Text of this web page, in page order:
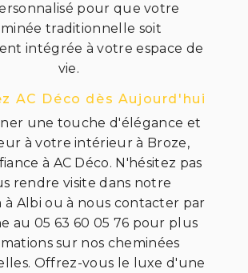
pour que votre
traditionnelle soit
intégrée à votre espace de
vie.
AC Déco dès Aujourd'hui
une touche d'élégance et
à votre intérieur à Broze,
à AC Déco. N'hésitez pas
rendre visite dans notre
à Albi ou à nous contacter par
au 05 63 60 05 76 pour plus
sur nos cheminées
Offrez-vous le luxe d'une